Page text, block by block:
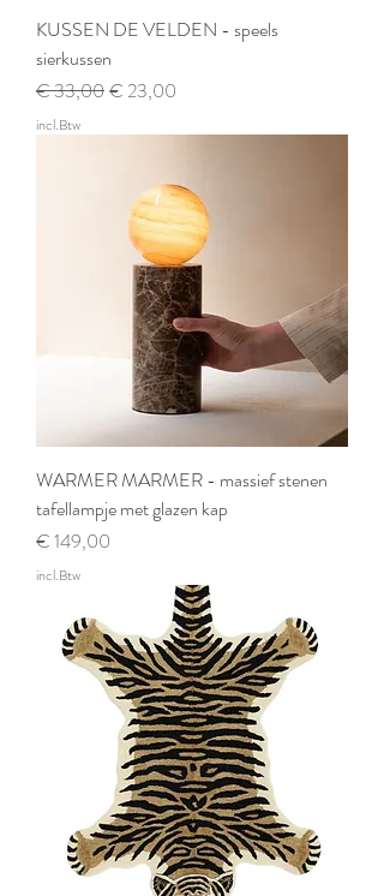
KUSSEN DE VELDEN - speels
sierkussen
Normale prijs
€ 33,00Verkoopprijs
€ 23,00
incl.Btw
WARMER MARMER - massief stenen
tafellampje met glazen kap
Prijs
€ 149,00
incl.Btw